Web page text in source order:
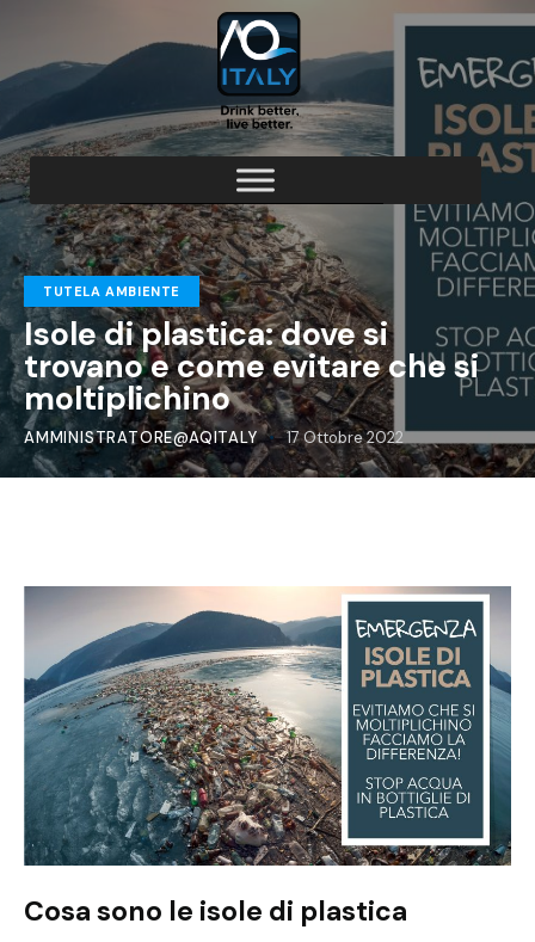
TUTELA AMBIENTE
Isole di plastica: dove si
trovano e come evitare che si
moltiplichino
AMMINISTRATORE@AQITALY 17 Ottobre 2022
Cosa sono le isole di plastica